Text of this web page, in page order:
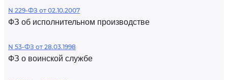
N 229-ФЗ от 02.10.2007
ФЗ об исполнительном производстве
N 53-ФЗ от 28.03.1998
ФЗ о воинской службе